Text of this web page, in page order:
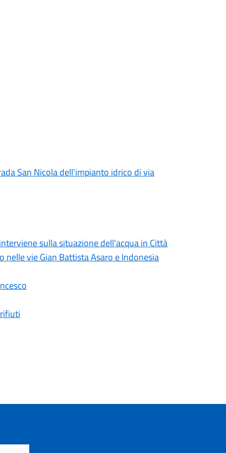
San Nicola dell'impianto idrico di via
sulla situazione dell'acqua in Città
vie Gian Battista Asaro e Indonesia